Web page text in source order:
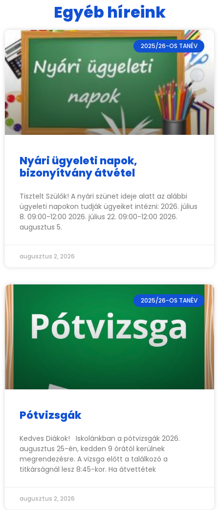
Egyéb híreink
2025/26-OS TANÉV
Nyári ügyeleti napok,
bizonyítvány átvétel
Tisztelt Szülők! A nyári szünet ideje alatt az alábbi
ügyeleti napokon tudják ügyeiket intézni: 2026. július
8. 09:00-12:00 2026. július 22. 09:00-12:00 2026.
augusztus 5.
augusztus 2, 2026
2025/26-OS TANÉV
Pótvizsgák
Kedves Diákok! Iskolánkban a pótvizsgák 2026.
augusztus 25-én, kedden 9 órától kerülnek
megrendezésre. A vizsga előtt a találkozó a
titkárságnál lesz 8:45-kor. Ha átvettétek
augusztus 2, 2026